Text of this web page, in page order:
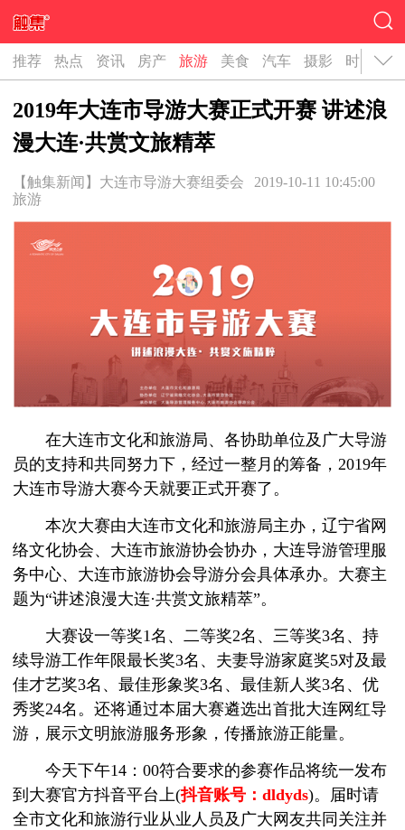
推荐 热点 资讯 房产 旅游 美食 汽车 摄影 时尚 名
2019年大连市导游大赛正式开赛 讲述浪
漫大连·共赏文旅精萃
【触集新闻】大连市导游大赛组委会
2019-10-11 10:45:00
旅游
在大连市文化和旅游局、各协助单位及广大导游
员的支持和共同努力下，经过一整月的筹备，2019年
大连市导游大赛今天就要正式开赛了。
本次大赛由大连市文化和旅游局主办，辽宁省网
络文化协会、大连市旅游协会协办，大连导游管理服
务中心、大连市旅游协会导游分会具体承办。大赛主
题为“讲述浪漫大连·共赏文旅精萃”。
大赛设一等奖1名、二等奖2名、三等奖3名、持
续导游工作年限最长奖3名、夫妻导游家庭奖5对及最
佳才艺奖3名、最佳形象奖3名、最佳新人奖3名、优
秀奖24名。还将通过本届大赛遴选出首批大连网红导
游，展示文明旅游服务形象，传播旅游正能量。
今天下午14：00符合要求的参赛作品将统一发布
到大赛官方抖音平台上(抖音账号：dldyds)。届时请
全市文化和旅游行业从业人员及广大网友共同关注并